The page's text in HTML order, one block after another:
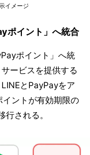
イメージ
ポイント」へ統合
ポイント」へ統
ービスを提供する
とPayPayをア
イントが有効期限の
される。